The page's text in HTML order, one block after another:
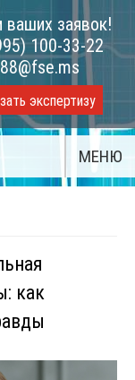
заявок!
100-33-22
экспертизу
МЕНЮ
как